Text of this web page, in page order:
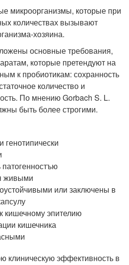
микроорганизмы, которые при
количествах вызывают
хозяина.
основные требования,
которые претендуют на
к пробиотикам: сохранность
количество и
По мнению Gorbach S. L.
быть более строгими.
живыми
или заключены в
кишечному эпителию
кишечника
клиническую эффективность в